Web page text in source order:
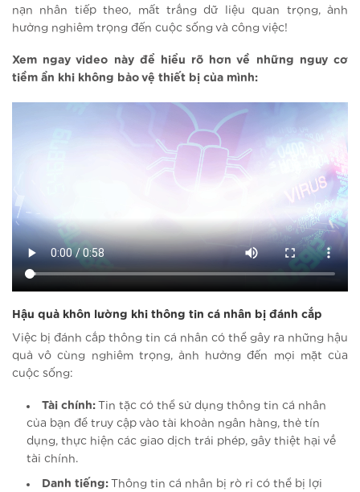
nạn nhân tiếp theo, mất trắng dữ liệu quan trọng, ảnh
hưởng nghiêm trọng đến cuộc sống và công việc!
Xem ngay video này để hiểu rõ hơn về những nguy cơ
tiềm ẩn khi không bảo vệ thiết bị của mình:
Hậu quả khôn lường khi thông tin cá nhân bị đánh cắp
Việc bị đánh cắp thông tin cá nhân có thể gây ra những hậu
quả vô cùng nghiêm trọng, ảnh hưởng đến mọi mặt của
cuộc sống:
Tài chính: Tin tặc có thể sử dụng thông tin cá nhân
của bạn để truy cập vào tài khoản ngân hàng, thẻ tín
dụng, thực hiện các giao dịch trái phép, gây thiệt hại về
tài chính.
Danh tiếng: Thông tin cá nhân bị rò rỉ có thể bị lợi